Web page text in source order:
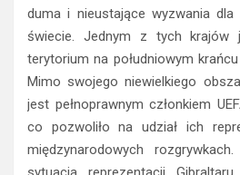
duma i nieustające wyzwania dla
świecie. Jednym z tych krajów
terytorium na południowym
Mimo swojego niewielkiego
jest pełnoprawnym członkiem
co pozwoliło na udział ich
międzynarodowych